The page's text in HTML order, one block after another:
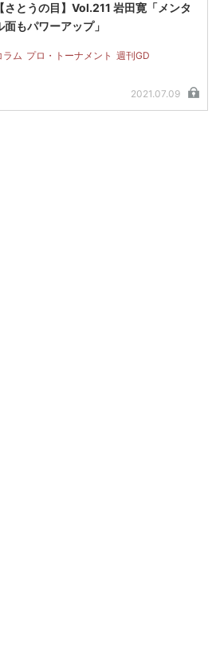
【さとうの目】Vol.211 岩田寛「メンタ
面もパワーアップ」
ラム プロ・トーナメント 週刊GD
2021.07.09